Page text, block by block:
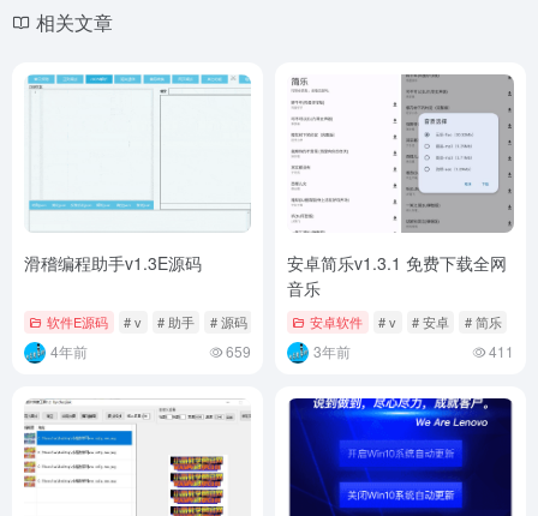
相关文章
滑稽编程助手v1.3E源码
软件E源码 # v # 助手 # 源码
4年前 659
安卓简乐v1.3.1 免费下载全网
音乐
安卓软件 # v # 安卓 # 简乐
3年前 411